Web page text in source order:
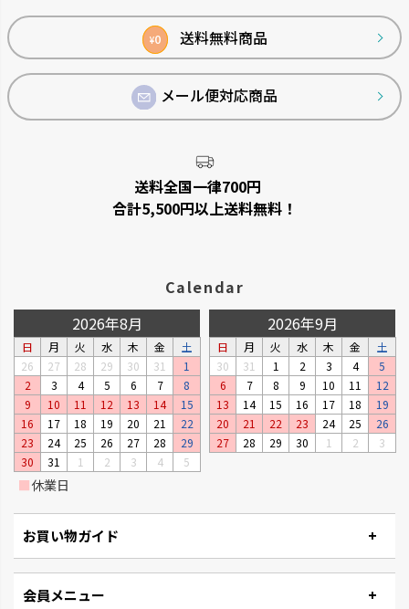
¥0 送料無料商品
メール便対応商品
送料全国一律700円
合計5,500円以上送料無料！
Calendar
2026年8月
日 月 火 水 木 金
土
26
27 28 29 30 31
1
2
3 4 5 6 7
8
9
10 11 12 13 14
15
16
17 18 19 20 21
22
23
24 25 26 27 28
29
30
31 1 2 3 4 5
2026年9月
日 月 火 水 木 金
土
30
31 1 2 3 4
5
6
7 8 9 10 11
12
13
14 15 16 17 18
19
20
21 22 23 24 25
26
27
28 29 30 1 2 3
■休業日
お買い物ガイド
会員メニュー
ップ
へ